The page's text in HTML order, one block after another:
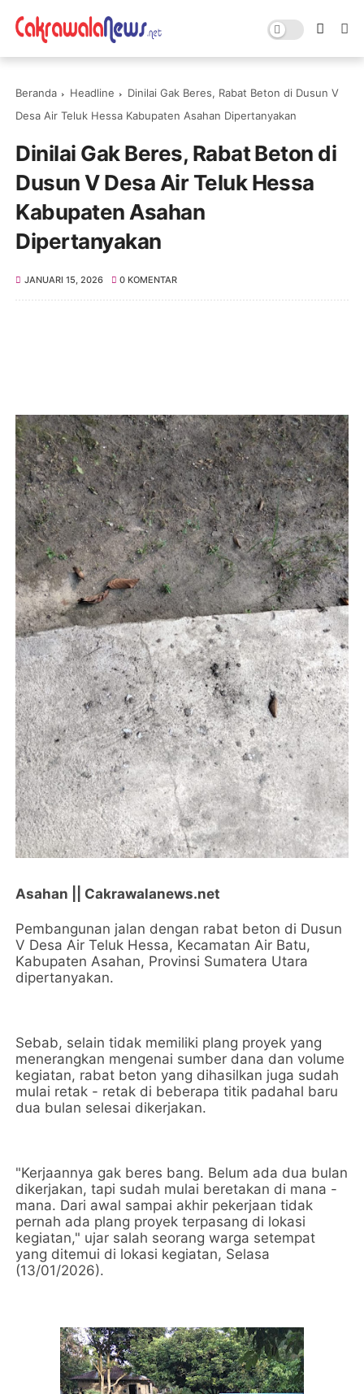
Beranda Headline
Dinilai Gak Beres, Rabat Beton di Dusun V
Desa Air Teluk Hessa Kabupaten Asahan Dipertanyakan
Dinilai Gak Beres, Rabat Beton di
Dusun V Desa Air Teluk Hessa
Kabupaten Asahan
Dipertanyakan
JANUARI 15, 2026 0 KOMENTAR
Asahan || Cakrawalanews.net
Pembangunan jalan dengan rabat beton di Dusun
V Desa Air Teluk Hessa, Kecamatan Air Batu,
Kabupaten Asahan, Provinsi Sumatera Utara
dipertanyakan.
Sebab, selain tidak memiliki plang proyek yang
menerangkan mengenai sumber dana dan volume
kegiatan, rabat beton yang dihasilkan juga sudah
mulai retak - retak di beberapa titik padahal baru
dua bulan selesai dikerjakan.
"Kerjaannya gak beres bang. Belum ada dua bulan
dikerjakan, tapi sudah mulai beretakan di mana -
mana. Dari awal sampai akhir pekerjaan tidak
pernah ada plang proyek terpasang di lokasi
kegiatan," ujar salah seorang warga setempat
yang ditemui di lokasi kegiatan, Selasa
(13/01/2026).